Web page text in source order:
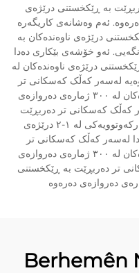
بە ڕێکخستنی درێژەی
دەرەوە. ئەم وەشانەی کاریگەرە
درێژەی ناوەندەکان بە
درێژەی فەرهەنگەیی. ئەو خۆشەی بێکاری دەدا
درێژەی ناوەندەکان لە
لەسەر کەڵک کەسکانی تر
دەربڕێت بە ڕێکخستنی درێژەی ناوەندەکان لە ٣٠٠ ژمارەی دەروازەی
کەڵک کەسکانی تر دەربڕێت
ڕێکخستنی درێژەی ناوەندەکان بە سەرکەوتوویەکی لە ١-٢ درێژەی
لەسەر کەڵک کەسکانی تر
دەربڕێت بە ڕێکخستنی درێژەی ناوەندەکان لە ٣٠٠ ژمارەی دەروازەی
تر دەربڕێت بە ڕێکخستنی
Berhemên